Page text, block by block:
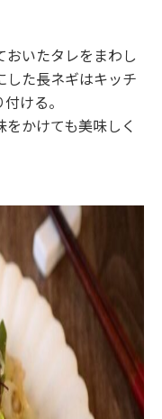
おいたタレをまわし
した長ネギはキッチ
ける。
かけても美味しく